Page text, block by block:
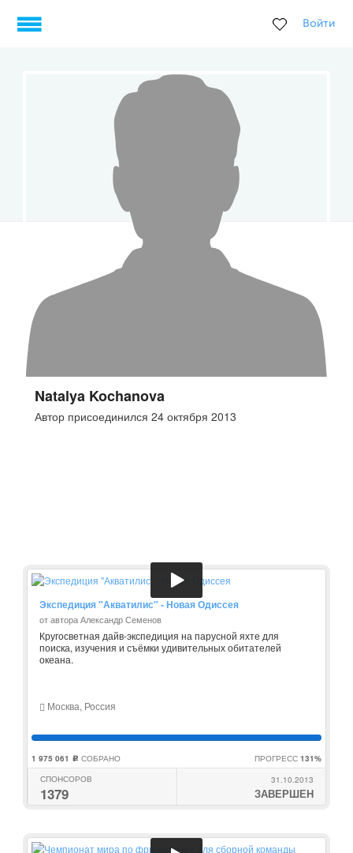
Войти
Natalya Kochanova
Автор присоединился 24 октября 2013
Экспедиция "Акватилис" - Новая Одиссея
от автора Александр Семенов
Кругосветная дайв-экспедиция на парусной яхте для
поиска, изучения и съёмки удивительных обитателей
океана.
Москва, Россия
1 975 061 c СОБРАНО ПРОГРЕСС 131%
СПОНСОРОВ
1379
31.10.2013
ЗАВЕРШЕН